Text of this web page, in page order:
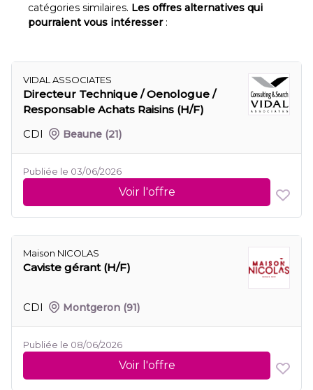
catégories similaires. Les offres alternatives qui
pourraient vous intéresser:
VIDAL ASSOCIATES
Directeur Technique / Oenologue /
Responsable Achats Raisins (H/F)
CDI
Beaune (21)
Publiée le 03/06/2026
Voir l'offre
Maison NICOLAS
Caviste gérant (H/F)
CDI Montgeron (91)
Publiée le 08/06/2026
Voir l'offre